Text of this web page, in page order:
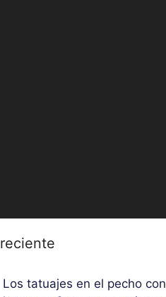
Los tatuajes en el pecho con